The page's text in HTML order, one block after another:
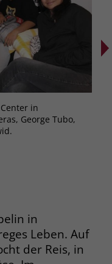
in
George Tubo,
in
Leben. Auf
der Reis, in
des Benutzers bei
bei.
des Benutzers
zu speichern.
dass
Besuchen
durchgeführt
werden.
dieses Cookie,
eines Benutzers
einer einzigen